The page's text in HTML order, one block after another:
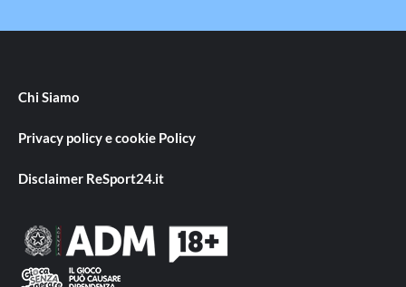
Chi Siamo
Privacy policy e cookie Policy
Disclaimer ReSport24.it